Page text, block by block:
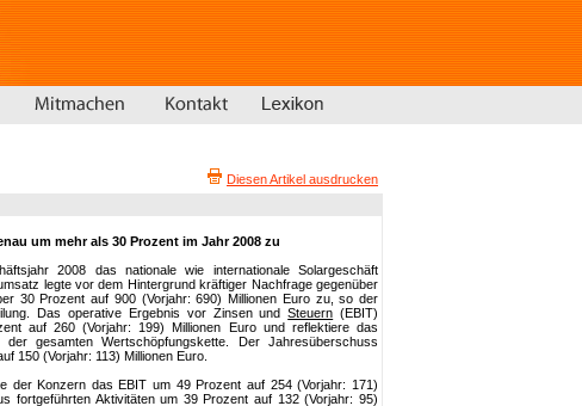
Diesen Artikel ausdrucken
um mehr als 30 Prozent im Jahr 2008 zu
2008 das nationale wie internationale Solargeschäft
legte vor dem Hintergrund kräftiger Nachfrage gegenüber
30 Prozent auf 900 (Vorjahr: 690) Millionen Euro zu, so der
Das operative Ergebnis vor Zinsen undSteuern (EBIT)
auf 260 (Vorjahr: 199) Millionen Euro und reflektiere das
gesamten Wertschöpfungskette. Der Jahresüberschuss
150 (Vorjahr: 113) Millionen Euro.
der Konzern das EBIT um 49 Prozent auf 254 (Vorjahr: 171)
fortgeführten Aktivitäten um 39 Prozent auf 132 (Vorjahr: 95)